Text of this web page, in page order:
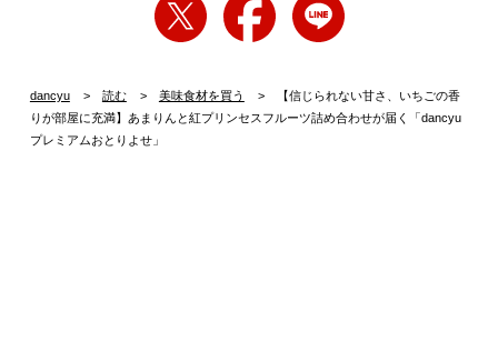
dancyu 読む 美味食材を買う
【信じられない甘さ、いちごの香
りが部屋に充満】あまりんと紅プリンセスフルーツ詰め合わせが届く「dancyu
プレミアムおとりよせ」